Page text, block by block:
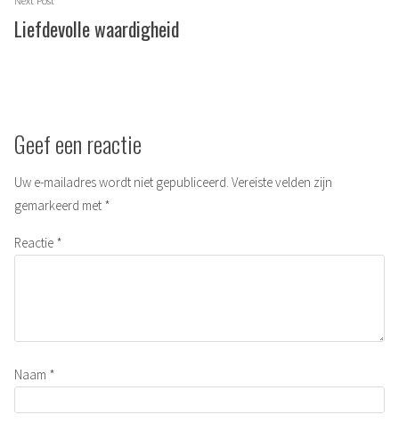
post:
Liefdevolle waardigheid
Geef een reactie
Uw e-mailadres wordt niet gepubliceerd. Vereiste velden zijn
gemarkeerd met *
Reactie *
Naam *